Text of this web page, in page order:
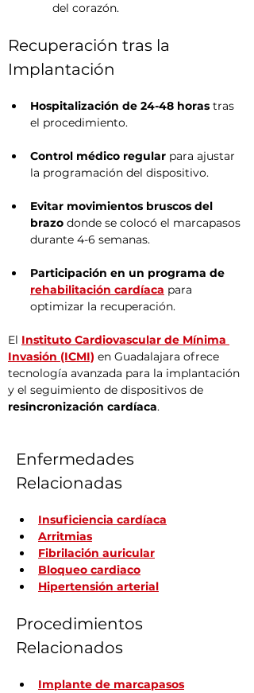
del corazón.
Recuperación tras la
Implantación
Hospitalización de 24-48 horas tras
el procedimiento.
Control médico regular para ajustar
la programación del dispositivo.
Evitar movimientos bruscos del
brazo donde se colocó el marcapasos
durante 4-6 semanas.
Participación en un programa de
rehabilitación cardíaca para
optimizar la recuperación.
El Instituto Cardiovascular de Mínima
Invasión (ICMI) en Guadalajara ofrece
tecnología avanzada para la implantación
y el seguimiento de dispositivos de
resincronización cardíaca.
Enfermedades
Relacionadas
Insuficiencia cardíaca
Arritmias
Fibrilación auricular
Bloqueo cardiaco
Hipertensión arterial
Procedimientos
Relacionados
Implante de marcapasos